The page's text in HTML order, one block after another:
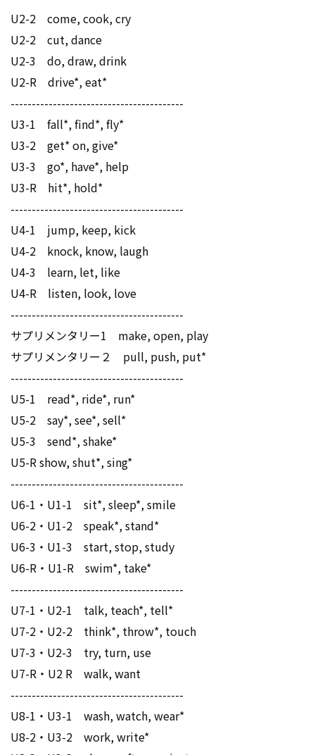
U2-2 come, cook, cry
U2-2 cut, dance
U2-3 do, draw, drink
U2-R drive*, eat*
-----------------------------------------
U3-1 fall*, find*, fly*
U3-2 get* on, give*
U3-3 go*, have*, help
U3-R hit*, hold*
-----------------------------------------
U4-1 jump, keep, kick
U4-2 knock, know, laugh
U4-3 learn, let, like
U4-R listen, look, love
-----------------------------------------
サプリメンタリー1 make, open, play
サプリメンタリー２ pull, push, put*
-----------------------------------------
U5-1 read*, ride*, run*
U5-2 say*, see*, sell*
U5-3 send*, shake*
U5-R show, shut*, sing*
-----------------------------------------
U6-1・U1-1 sit*, sleep*, smile
U6-2・U1-2 speak*, stand*
U6-3・U1-3 start, stop, study
U6-R・U1-R swim*, take*
-----------------------------------------
U7-1・U2-1 talk, teach*, tell*
U7-2・U2-2 think*, throw*, touch
U7-3・U2-3 try, turn, use
U7-R・U2 R walk, want
-----------------------------------------
U8-1・U3-1 wash, watch, wear*
U8-2・U3-2 work, write*